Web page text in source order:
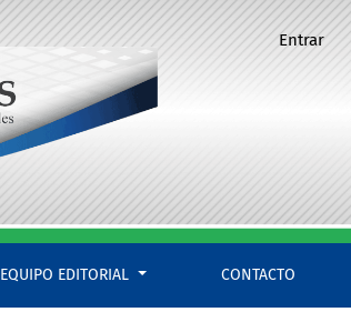
EQUIPO EDITORIAL CONTACTO
Entrar